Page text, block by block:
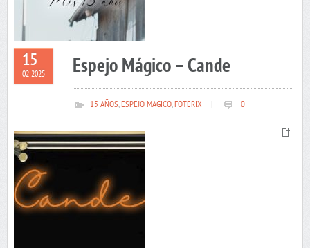
15
02 2025 Espejo Mágico – Cande
15 AÑOS,ESPEJO MAGICO,FOTERIX 0